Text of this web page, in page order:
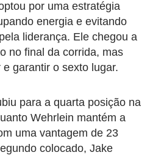
por uma estratégia
energia e evitando
liderança. Ele chegou a
no final da corrida, mas
garantir o sexto lugar.
para a quarta posição na
Wehrlein mantém a
uma vantagem de 23
colocado, Jake